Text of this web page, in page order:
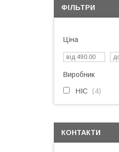
ФІЛЬТРИ
Ціна
Виробник
HIC 4
КОНТАКТИ